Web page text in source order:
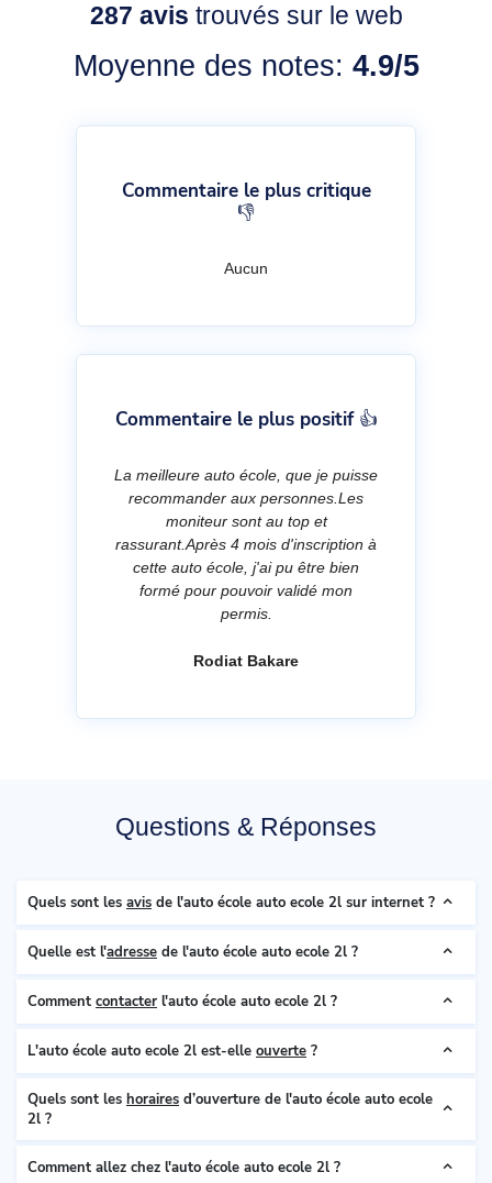
287 avis trouvés sur le web
Moyenne des notes: 4.9/5
Commentaire le plus critique
👎
Aucun
Commentaire le plus positif 👍
La meilleure auto école, que je puisse
recommander aux personnes.Les
moniteur sont au top et
rassurant.Après 4 mois d'inscription à
cette auto école, j'ai pu être bien
formé pour pouvoir validé mon
permis.
Rodiat Bakare
Questions & Réponses
Quels sont les avis de l'auto école auto ecole 2l sur internet ?
Quelle est l'adresse de l'auto école auto ecole 2l ?
Comment contacter l'auto école auto ecole 2l ?
L'auto école auto ecole 2l est-elle ouverte ?
Quels sont les horaires d’ouverture de l'auto école auto ecole
2l ?
Comment allez chez l'auto école auto ecole 2l ?